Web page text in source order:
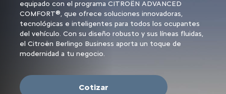
equipado con el programa CITROËN ADVANCED
COMFORT®, que ofrece soluciones innovadoras,
tecnológicas e inteligentes para todos los ocupantes
del vehículo. Con su diseño robusto y sus líneas fluidas,
el Citroën Berlingo Business aporta un toque de
modernidad a tu negocio.
Cotizar